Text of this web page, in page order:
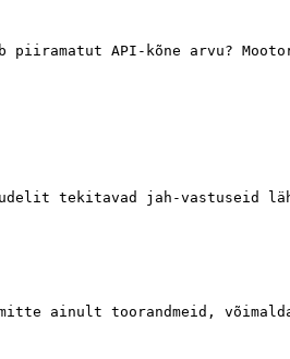
API-kõne arvu?
tekitavad jah-vastuseid
ainult toorandmeid,